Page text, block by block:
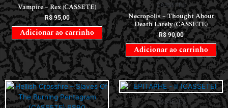
Vampire – Rex (CASSETE)
R$95,00
Adicionar ao carrinho
CASSETES
Necropolis – Thought About
Death Lately (CASSETE)
R$90,00
Adicionar ao carrinho
CASSETES